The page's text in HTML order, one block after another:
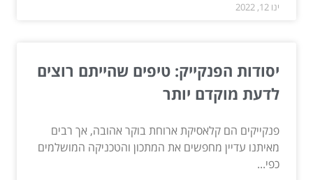
ינו 12, 2022
יסודות הפנקייק: טיפים שהייתם רוצים
לדעת מוקדם יותר
פנקייקים הם קלאסיקת ארוחת בוקר אהובה, אך רבים
מאיתנו עדיין מחפשים את המתכון והטכניקה המושלמים
כפי...